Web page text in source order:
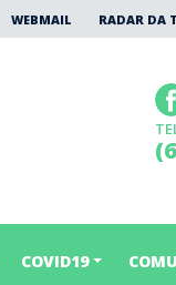
WEBMAIL RADAR DA
COVID19